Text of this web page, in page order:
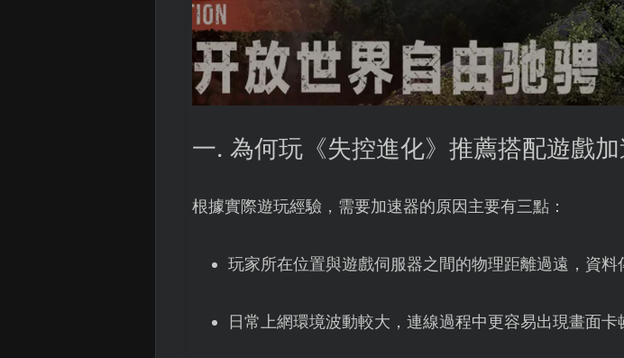
一. 為何玩《失控進化》推薦搭配遊戲加
根據實際遊玩經驗，需要加速器的原因主要有三點：
玩家所在位置與遊戲伺服器之間的物理距離過遠，資
日常上網環境波動較大，連線過程中更容易出現畫面